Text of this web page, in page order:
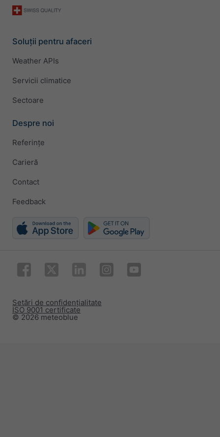
Soluții pentru afaceri
Weather APIs
Servicii climatice
Sectoare
Despre noi
Referințe
Carieră
Contact
Feedback
© 2026 meteoblue
ISO 9001 certificate
Setări de confidențialitate